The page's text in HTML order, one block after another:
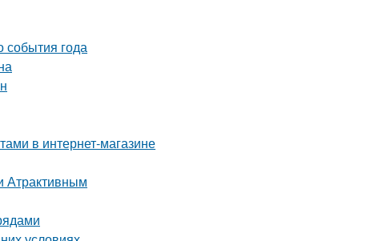
события года
в интернет-магазине
Атрактивным